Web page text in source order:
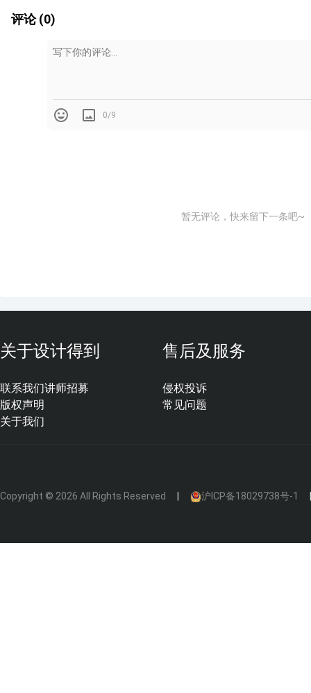
评论 (0)
0/9
暂无评论，快来留下一条吧~
关于设计得到
联系我们
版权声明
关于我们
讲师招募
售后及服务
侵权投诉
常见问题
Copyright © 2026 All Rights Reserved 沪ICP备18029738号-1